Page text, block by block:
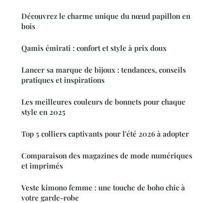
Découvrez le charme unique du nœud papillon en
bois
Qamis émirati : confort et style à prix doux
Lancer sa marque de bijoux : tendances, conseils
pratiques et inspirations
Les meilleures couleurs de bonnets pour chaque
style en 2025
Top 5 colliers captivants pour l'été 2026 à adopter
Comparaison des magazines de mode numériques
et imprimés
Veste kimono femme : une touche de boho chic à
votre garde-robe